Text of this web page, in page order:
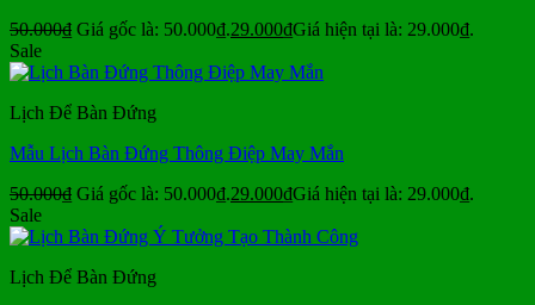
50.000₫ Giá gốc là: 50.000₫.29.000₫Giá hiện tại là: 29.000₫.
Sale
Lịch Để Bàn Đứng
Mẫu Lịch Bàn Đứng Thông Điệp May Mắn
50.000₫ Giá gốc là: 50.000₫.29.000₫Giá hiện tại là: 29.000₫.
Sale
Lịch Để Bàn Đứng